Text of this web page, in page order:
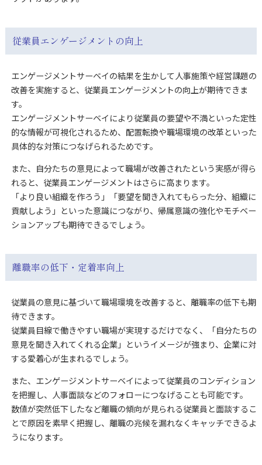
従業員エンゲージメントの向上
エンゲージメントサーベイの結果を生かして人事施策や経営課題の
改善を実施すると、従業員エンゲージメントの向上が期待できま
す。
エンゲージメントサーベイにより従業員の要望や不満といった定性
的な情報が可視化されるため、配置転換や職場環境の改革といった
具体的な対策につなげられるためです。
また、自分たちの意見によって職場が改善されたという実感が得ら
れると、従業員エンゲージメントはさらに高まります。
「より良い組織を作ろう」「要望を聞き入れてもらった分、組織に
貢献しよう」といった意識につながり、帰属意識の強化やモチベー
ションアップも期待できるでしょう。
離職率の低下・定着率向上
従業員の意見に基づいて職場環境を改善すると、離職率の低下も期
待できます。
従業員目線で働きやすい職場が実現するだけでなく、「自分たちの
意見を聞き入れてくれる企業」というイメージが強まり、企業に対
する愛着心が生まれるでしょう。
また、エンゲージメントサーベイによって従業員のコンディション
を把握し、人事面談などのフォローにつなげることも可能です。
数値が突然低下したなど離職の傾向が見られる従業員と面談するこ
とで原因を素早く把握し、離職の兆候を漏れなくキャッチできるよ
うになります。